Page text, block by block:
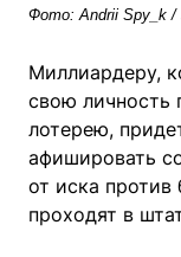
Фото: Andrii Spy_k /
Миллиардеру,
свою личность
лотерею,
афишировать
от иска
проходят в